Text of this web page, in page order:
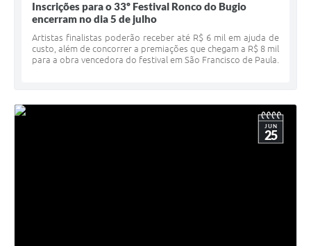
Inscrições para o 33º Festival Ronco do Bugio
encerram no dia 5 de julho
Artistas finalistas poderão receber até R$ 6 mil em ajuda de
custo, além de concorrer a premiações que chegam a R$ 8 mil
para a obra vencedora do festival em São Francisco de Paula.
JUN
25